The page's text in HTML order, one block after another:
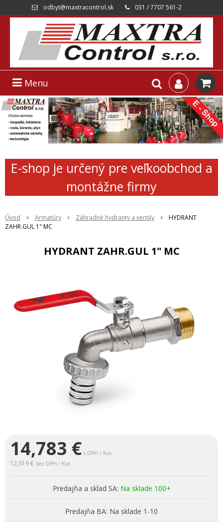
odbyt@maxtracontrol.sk 031 / 7707 561-2
Menu
E-shop je určený pre veľkoobchod a
montážne firmy
Úvod Armatúry Záhradné hydranty a ventily
HYDRANT
ZAHR.GUL 1" MC
HYDRANT ZAHR.GUL 1" MC
14,783 € s DPH / Kus
12,019 € bez DPH / Kus
Predajňa a sklad SA: Na sklade 100+
Predajňa BA: Na sklade 1-10